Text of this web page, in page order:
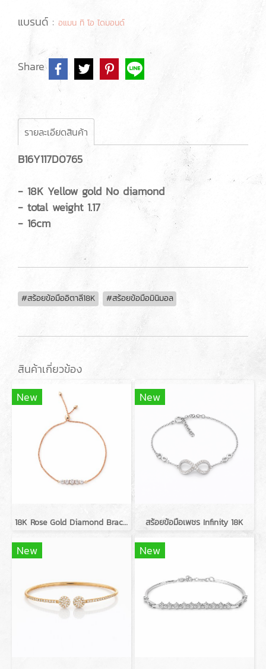
แบรนด์ : อแมน ทิ โอ ไดมอนด์
Share
รายละเอียดสินค้า
B16Y117D0765
- 18K Yellow gold No diamond
- total weight 1.17
- 16cm
#สร้อยข้อมืออิตาลี18K #สร้อยข้อมือมินิมอล
สินค้าเกี่ยวข้อง
New
18K Rose Gold Diamond Bracelet
New
สร้อยข้อมือเพชร Infinity 18K
New New